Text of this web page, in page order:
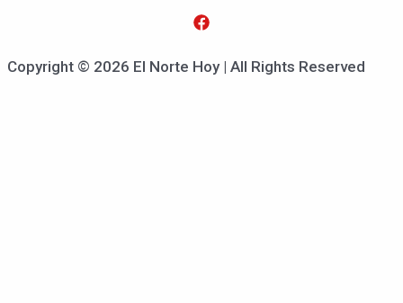
Copyright © 2026 El Norte Hoy | All Rights Reserved